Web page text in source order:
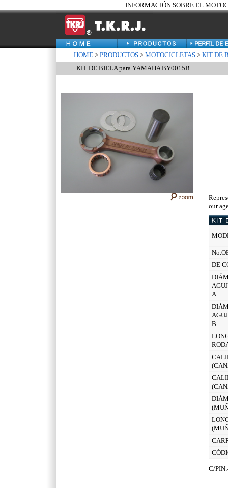
INFORMACIÓN SOBRE EL
HOME > PRODUCTOS > MOTOCICLETAS > KIT DE
KIT DE BIELA para YAMAHA BY0015B
our
DE
A
B
C/